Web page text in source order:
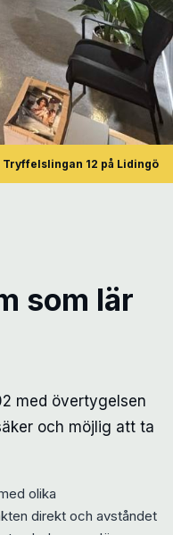
Tryffelslingan 12 på Lidingö
som lär
med övertygelsen
och möjlig att ta
olika
direkt och avståndet